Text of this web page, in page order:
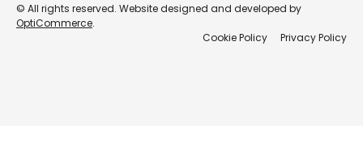
© All rights reserved. Website designed and developed by
OptiCommerce.
Cookie Policy
Privacy Policy